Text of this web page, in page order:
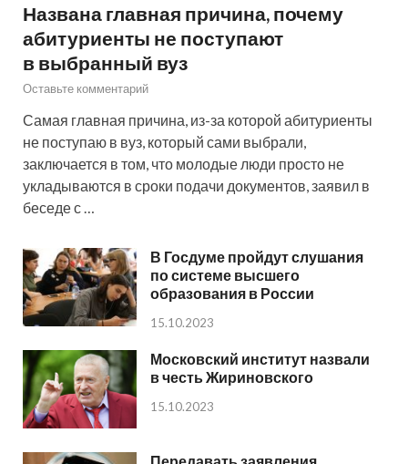
Названа главная причина, почему
абитуриенты не поступают
в выбранный вуз
Оставьте комментарий
Самая главная причина, из-за которой абитуриенты
не поступаю в вуз, который сами выбрали,
заключается в том, что молодые люди просто не
укладываются в сроки подачи документов, заявил в
беседе с …
В Госдуме пройдут слушания
по системе высшего
образования в России
15.10.2023
Московский институт назвали
в честь Жириновского
15.10.2023